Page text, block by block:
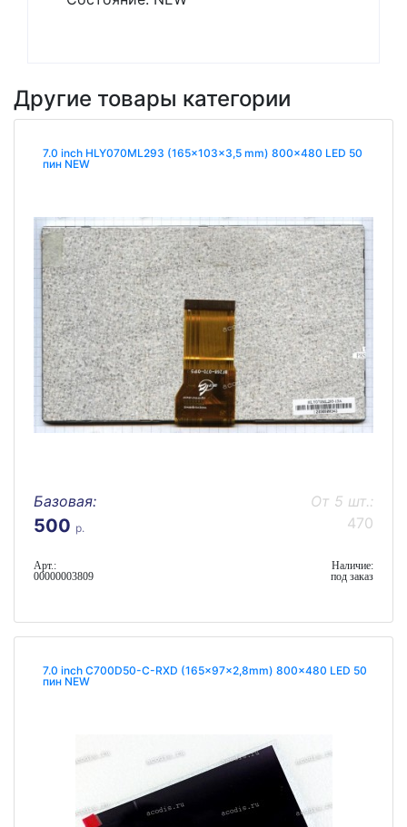
Другие товары категории
7.0 inch HLY070ML293 (165x103x3,5 mm) 800x480 LED 50
пин NEW
Базовая:
500 р.
От 5 шт.:
470
Арт.:
00000003809
Наличие:
под заказ
7.0 inch C700D50-C-RXD (165x97x2,8mm) 800x480 LED 50
пин NEW